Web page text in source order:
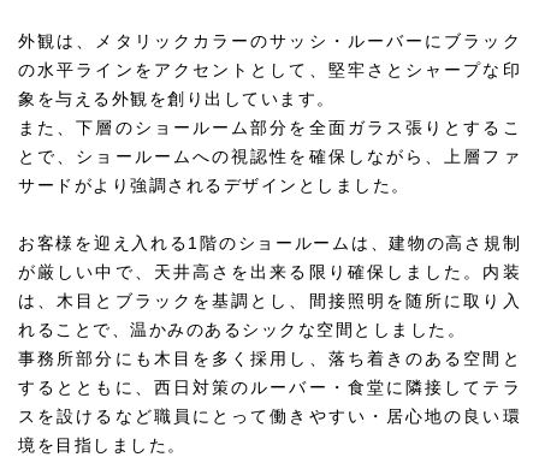
外観は、メタリックカラーのサッシ・ルーバーにブラック
の水平ラインをアクセントとして、堅牢さとシャープな印
象を与える外観を創り出しています。
また、下層のショールーム部分を全面ガラス張りとするこ
とで、ショールームへの視認性を確保しながら、上層ファ
サードがより強調されるデザインとしました。
お客様を迎え入れる1階のショールームは、建物の高さ規制
が厳しい中で、天井高さを出来る限り確保しました。内装
は、木目とブラックを基調とし、間接照明を随所に取り入
れることで、温かみのあるシックな空間としました。
事務所部分にも木目を多く採用し、落ち着きのある空間と
するとともに、西日対策のルーバー・食堂に隣接してテラ
スを設けるなど職員にとって働きやすい・居心地の良い環
境を目指しました。